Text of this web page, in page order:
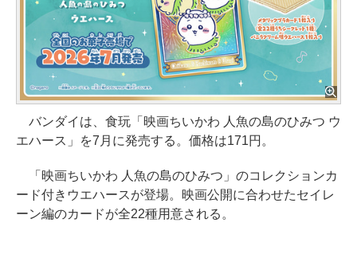
バンダイは、食玩「映画ちいかわ 人魚の島のひみつ ウ
エハース」を7月に発売する。価格は171円。
「映画ちいかわ 人魚の島のひみつ」のコレクションカ
ード付きウエハースが登場。映画公開に合わせたセイレ
ーン編のカードが全22種用意される。